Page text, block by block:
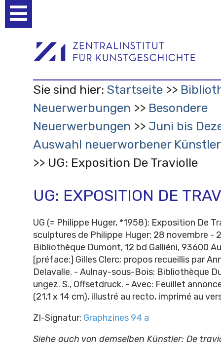
Werkzeuge
Sie sind hier: Startseite
Neuerwerbungen
Besondere
Neuerwerbungen
Juni bis
Auswahl neuerworbener
UG: Exposition De Traviolle
UG: EXPOSITION DE
UG (= Philippe Huger, *1958): Exposition De
sculptures de Philippe Huger: 28 novembre -
Bibliothèque Dumont, 12 bd Galliéni, 93600
[préface:] Gilles Clerc; propos recueillis par
Delavalle. - Aulnay-sous-Bois: Bibliothèque
ungez. S., Offsetdruck. - Avec: Feuillet
(21,1 x 14 cm), illustré au recto, imprimé au
ZI-Signatur: Graphzines 94 a
Siehe auch von demselben Künstler: De